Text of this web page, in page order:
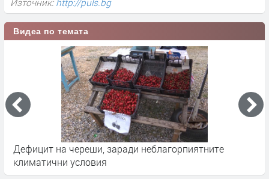
Видеа по темата
Дефицит на череши, заради неблагорпиятните
климатични условия